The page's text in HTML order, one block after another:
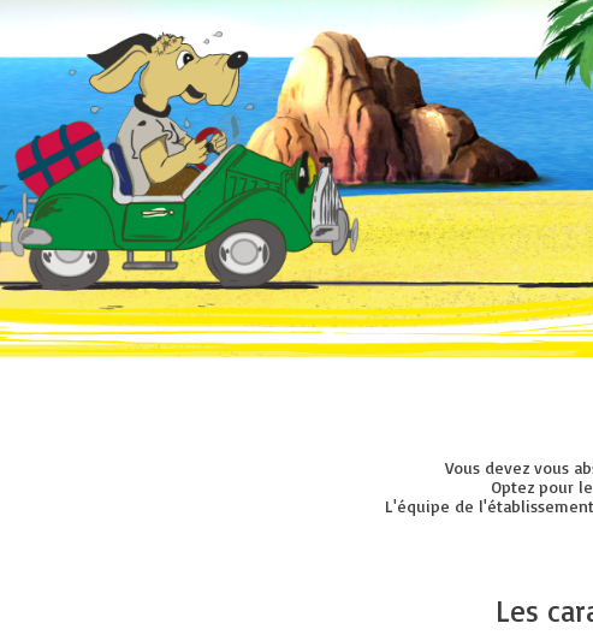
Vous devez vous
Optez pour
L'équipe de
Les